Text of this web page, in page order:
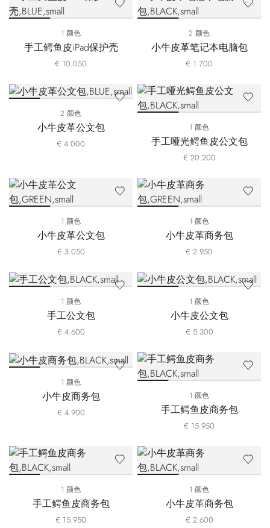
1 颜色
手工鳄鱼皮iPad保护壳
€ 10.050
2 颜色
小牛皮革笔记本电脑包
€ 1.700
2 颜色
小牛皮革公文包
€ 4.000
1 颜色
手工哑光鳄鱼皮公文包
€ 20.200
1 颜色
小牛皮革公文包
€ 3.050
1 颜色
小牛皮革商务包
€ 2.950
1 颜色
手工公文包
€ 4.600
1 颜色
小牛皮公文包
€ 5.300
1 颜色
小牛皮商务包
€ 4.900
1 颜色
手工鳄鱼皮商务包
€ 15.950
1 颜色
手工鳄鱼皮商务包
€ 15.950
1 颜色
小牛皮革商务包
€ 2.600